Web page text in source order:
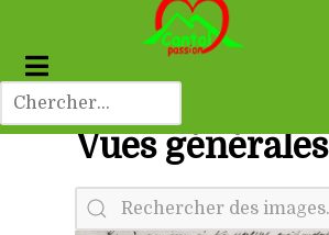
Vues générales